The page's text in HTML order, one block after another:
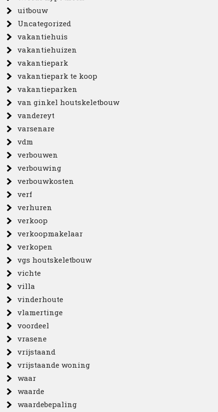
uitbouw
Uncategorized
vakantiehuis
vakantiehuizen
vakantiepark
vakantiepark te koop
vakantieparken
van ginkel houtskeletbouw
vandereyt
varsenare
vdm
verbouwen
verbouwing
verbouwkosten
verf
verhuren
verkoop
verkoopmakelaar
verkopen
vgs houtskeletbouw
vichte
villa
vinderhoute
vlamertinge
voordeel
vrasene
vrijstaand
vrijstaande woning
waar
waarde
waardebepaling